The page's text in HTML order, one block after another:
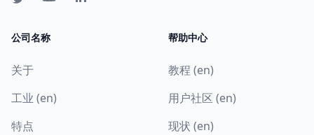
公司名称
关于
工业 (en)
特点
帮助中心
教程 (en)
用户社区 (en)
现状 (en)